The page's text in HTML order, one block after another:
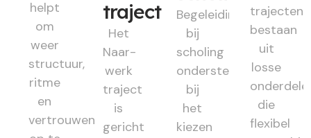
helpt
om
weer
structuur,
ritme
en
vertrouwen
traject
Het
Naar-
werk
traject
is
gericht
Begeleiding
bij
scholing
ondersteunt
bij
het
kiezen
trajecten
bestaan
uit
losse
die
flexibel